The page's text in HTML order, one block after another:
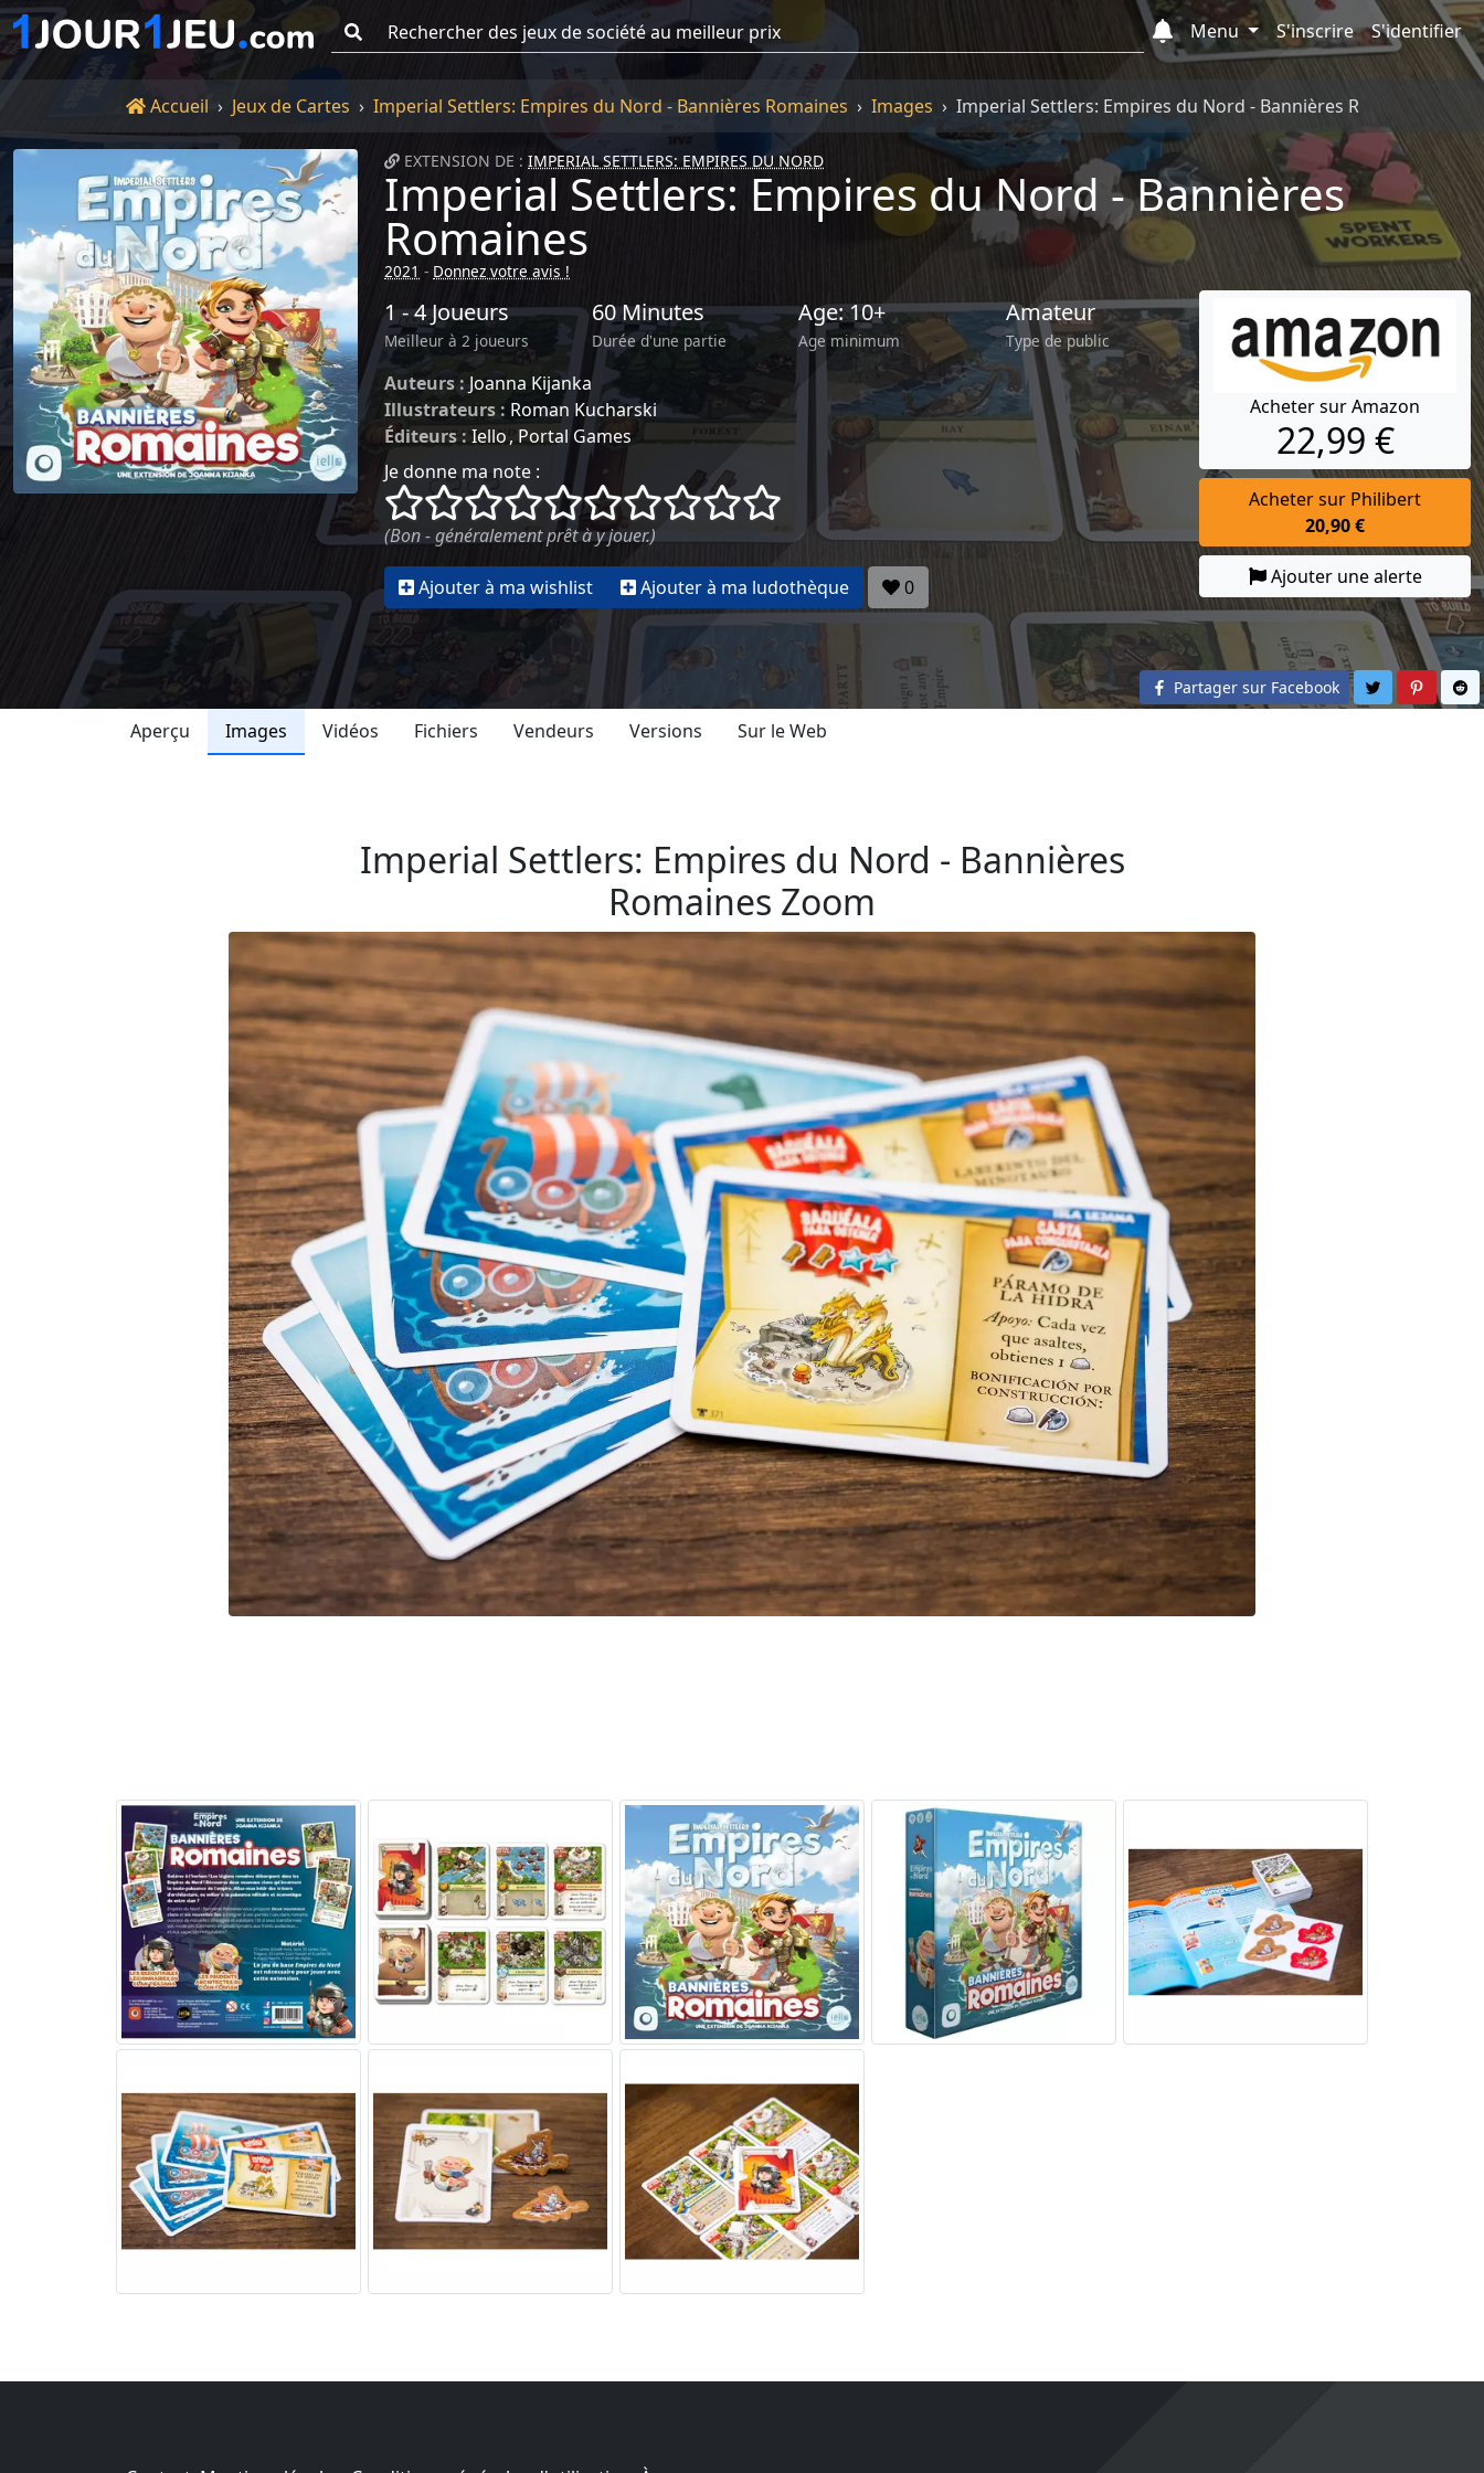
Go !
Menu
S'inscrire S'identifier
Accueil
Accueil Jeux de Cartes Imperial Settlers: Empires du Nord - Bannières Romaines Images Imperial Settlers: Empires du Nord - Bannières Romaines Zoom
EXTENSION DE : IMPERIAL SETTLERS: EMPIRES DU NORD
Imperial Settlers: Empires du Nord - Bannières
Romaines
2021 - Donnez votre avis !
1 - 4 Joueurs
Meilleur à 2 joueurs
60 Minutes
Durée d'une partie
Age: 10+
Age minimum
Amateur
Type de public
Auteurs : Joanna Kijanka
Illustrateurs : Roman Kucharski
Éditeurs : Iello Portal Games
Je donne ma note :
()
() () () () () () () ()
(Bon - généralement prêt à y jouer.)
Ajouter à ma wishlist Ajouter à ma ludothèque 0
Acheter sur Amazon
22,99 €
Acheter sur Philibert
20,90 €
Ajouter une alerte
Partager sur Facebook Partager sur
Aperçu Images Vidéos Fichiers Vendeurs Versions Sur le Web
Imperial Settlers: Empires du Nord - Bannières
Romaines Zoom